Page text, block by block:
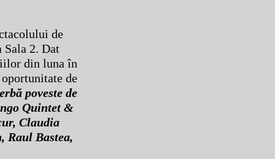
de
2. Dat
din luna în
de
poveste de
Quintet &
Claudia
Raul Bastea,